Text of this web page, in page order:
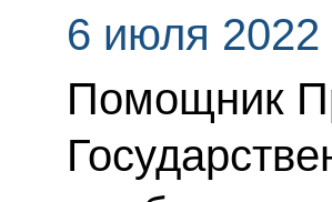
6 июля 2022
Помощник